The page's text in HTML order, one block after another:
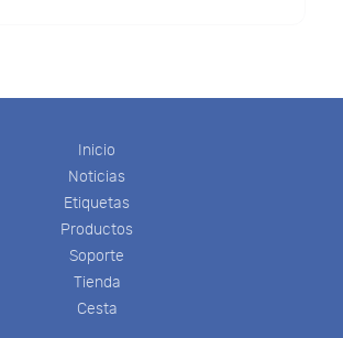
Inicio
Noticias
Etiquetas
Productos
Soporte
Tienda
Cesta